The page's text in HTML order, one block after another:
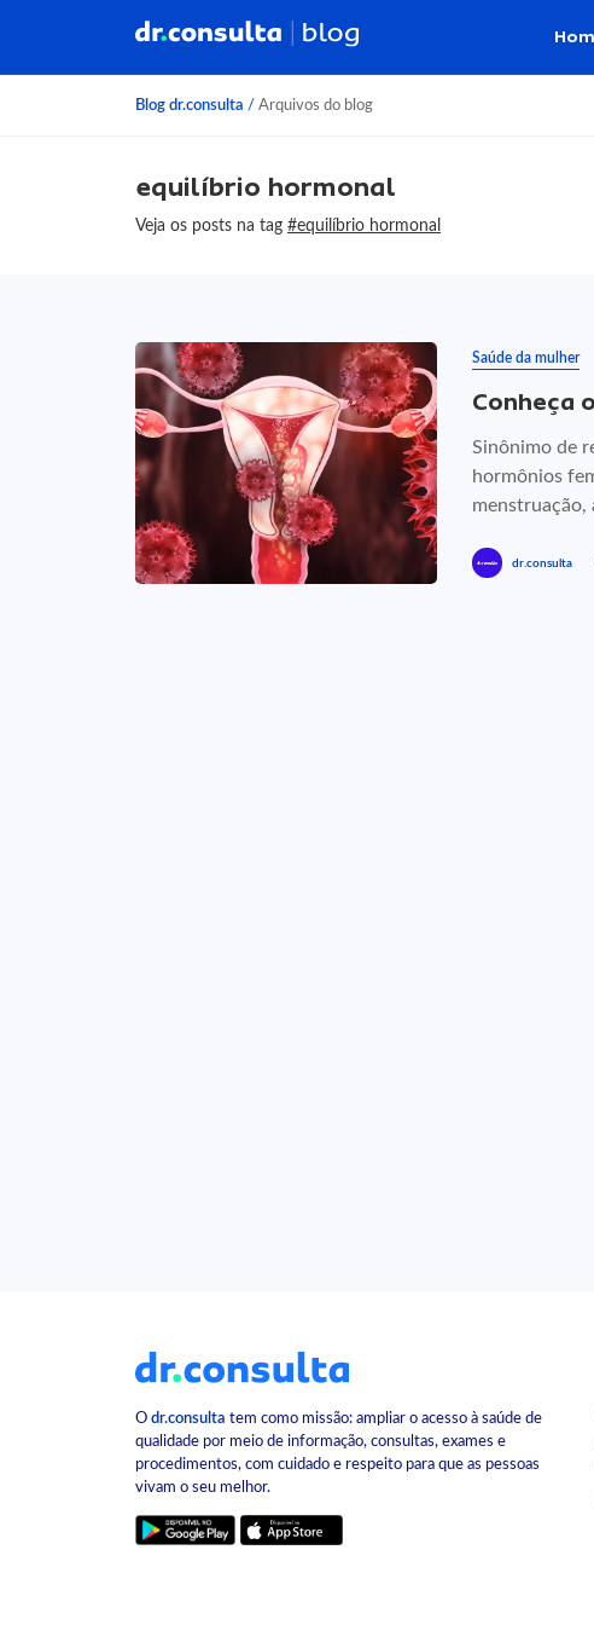
Blog dr.consulta / Arquivos do blog
equilíbrio hormonal
Veja os posts na tag #equilíbrio hormonal
Saúde da mulher
Conheça
Sinônimo de
hormônios
menstruação,
dr.consulta
O dr.consulta tem como missão: ampliar o acesso à saúde de
qualidade por meio de informação, consultas, exames e
procedimentos, com cuidado e respeito para que as pessoas
vivam o seu melhor.